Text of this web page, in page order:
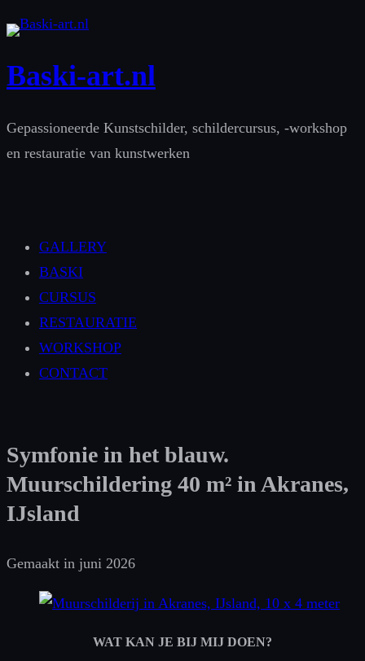
Ga
de
inhoud
Baski-art.nl
Gepassioneerde Kunstschilder, schildercursus, -workshop
en restauratie van kunstwerken
GALLERY
BASKI
CURSUS
RESTAURATIE
WORKSHOP
CONTACT
Symfonie in het blauw.
Muurschildering 40 m² in Akranes,
IJsland
Gemaakt in juni 2026
WAT KAN JE BIJ MIJ DOEN?